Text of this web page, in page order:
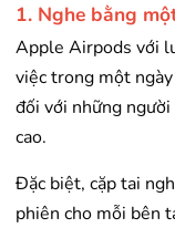
1. Nghe bằng
Apple Airpods với
việc trong một
đối với những
cao.
Đặc biệt, cặp tai
phiên cho mỗi bên